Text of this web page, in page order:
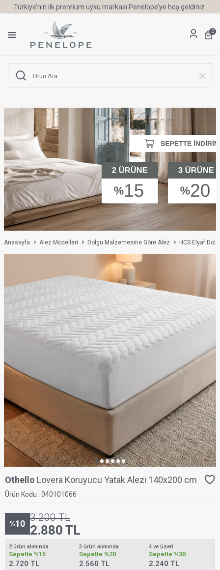
Türkiye’nin ilk premium uyku markası Penelope’ye hoş geldiniz.
0
Anasayfa Alez Modelleri Dolgu Malzemesine Göre Alez HCS Elyaf
Othello Lovera Koruyucu Yatak Alezi 140x200 cm
Ürün Kodu : 040101066
%10
3.200TL
2.880 TL
2 ürün alımında
Sepette %15
2.720 TL
3 ürün alımında
Sepette %20
2.560 TL
4 ve üzeri
Sepette %30
2.240 TL